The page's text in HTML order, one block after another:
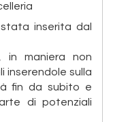
inserita dal
in maniera non
inserendole sulla
fin da subito e
di potenziali